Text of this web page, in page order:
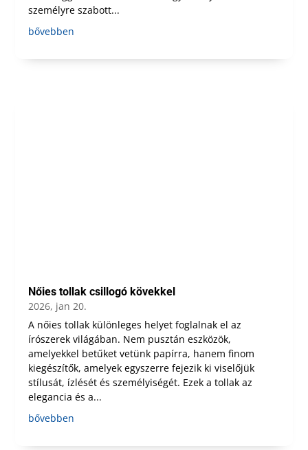
személyre szabott...
bővebben
Nőies tollak csillogó kövekkel
2026, jan 20.
A nőies tollak különleges helyet foglalnak el az
írószerek világában. Nem pusztán eszközök,
amelyekkel betűket vetünk papírra, hanem finom
kiegészítők, amelyek egyszerre fejezik ki viselőjük
stílusát, ízlését és személyiségét. Ezek a tollak az
elegancia és a...
bővebben